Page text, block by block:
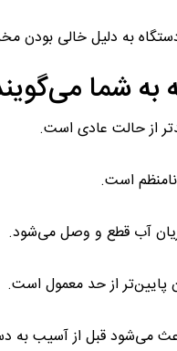
به دلیل خالی بودن
به شما
از حالت عادی است.
است.
آب قطع و وصل می‌شود.
پایین‌تر از حد معمول است.
می‌شود قبل از آسیب به